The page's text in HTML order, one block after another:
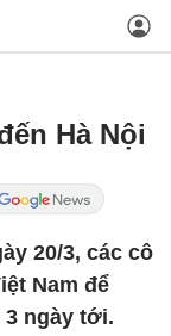
Hà Nội
20/3, các cô
Nam để
ngày tới.